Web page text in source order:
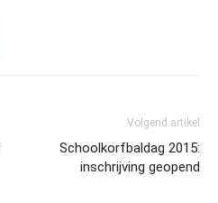
Volgend artikel
Schoolkorfbaldag 2015:
inschrijving geopend